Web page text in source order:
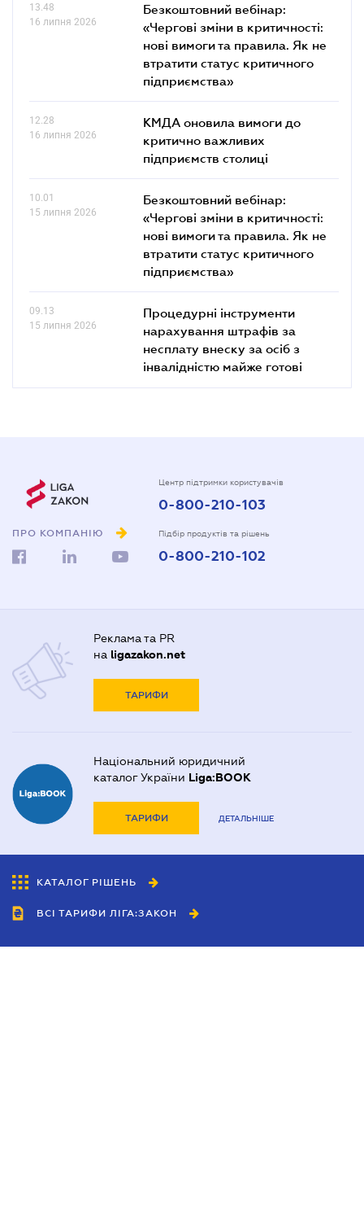
13.48
16 липня 2026
Безкоштовний вебінар:
«Чергові зміни в критичності:
нові вимоги та правила. Як не
втратити статус критичного
підприємства»
12.28
16 липня 2026
КМДА оновила вимоги до
критично важливих
підприємств столиці
10.01
15 липня 2026
Безкоштовний вебінар:
«Чергові зміни в критичності:
нові вимоги та правила. Як не
втратити статус критичного
підприємства»
09.13
15 липня 2026
Процедурні інструменти
нарахування штрафів за
несплату внеску за осіб з
інвалідністю майже готові
ПРО КОМПАНІЮ
Центр підтримки користувачів
0-800-210-103
Підбір продуктів та рішень
0-800-210-102
Реклама та PR
на ligazakon.net
ТАРИФИ
Національний юридичний
каталог України Liga:BOOK
ТАРИФИ ДЕТАЛЬНІШЕ
КАТАЛОГ РІШЕНЬ
ВСІ ТАРИФИ ЛІГА:ЗАКОН